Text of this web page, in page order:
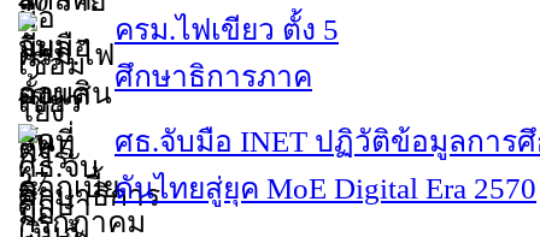
ครม.ไฟเขียว ตั้ง 5
ศึกษาธิการภาค
ศธ.จับมือ INET ปฏิวัติข้อมูลการศึ
ดันไทยสู่ยุค MoE Digital Era 2570